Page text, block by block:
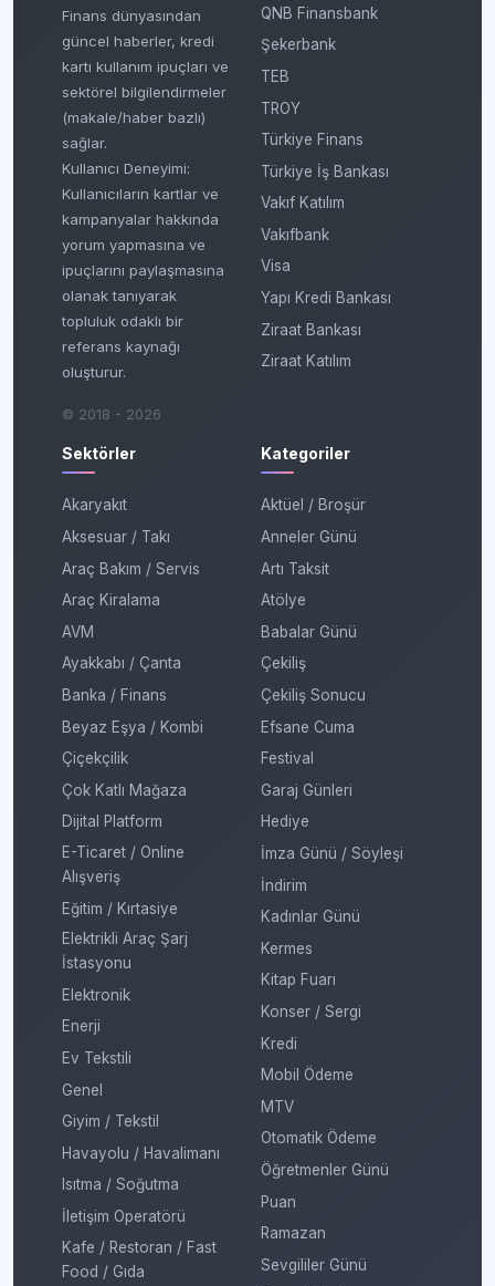
Finans dünyasından
güncel haberler, kredi
kartı kullanım ipuçları ve
sektörel bilgilendirmeler
(makale/haber bazlı)
sağlar.
Kullanıcı Deneyimi:
Kullanıcıların kartlar ve
kampanyalar hakkında
yorum yapmasına ve
ipuçlarını paylaşmasına
olanak tanıyarak
topluluk odaklı bir
referans kaynağı
oluşturur.
© 2018 - 2026
QNB Finansbank
Şekerbank
TEB
TROY
Türkiye Finans
Türkiye İş Bankası
Vakıf Katılım
Vakıfbank
Visa
Yapı Kredi Bankası
Ziraat Bankası
Ziraat Katılım
Sektörler
Akaryakıt
Aksesuar / Takı
Araç Bakım / Servis
Araç Kiralama
AVM
Ayakkabı / Çanta
Banka / Finans
Beyaz Eşya / Kombi
Çiçekçilik
Çok Katlı Mağaza
Dijital Platform
E-Ticaret / Online
Alışveriş
Eğitim / Kırtasiye
Elektrikli Araç Şarj
İstasyonu
Elektronik
Enerji
Ev Tekstili
Genel
Giyim / Tekstil
Havayolu / Havalimanı
Isıtma / Soğutma
İletişim Operatörü
Kafe / Restoran / Fast
Food / Gıda
Kategoriler
Aktüel / Broşür
Anneler Günü
Artı Taksit
Atölye
Babalar Günü
Çekiliş
Çekiliş Sonucu
Efsane Cuma
Festival
Garaj Günleri
Hediye
İmza Günü / Söyleşi
İndirim
Kadınlar Günü
Kermes
Kitap Fuarı
Konser / Sergi
Kredi
Mobil Ödeme
MTV
Otomatik Ödeme
Öğretmenler Günü
Puan
Ramazan
Sevgililer Günü